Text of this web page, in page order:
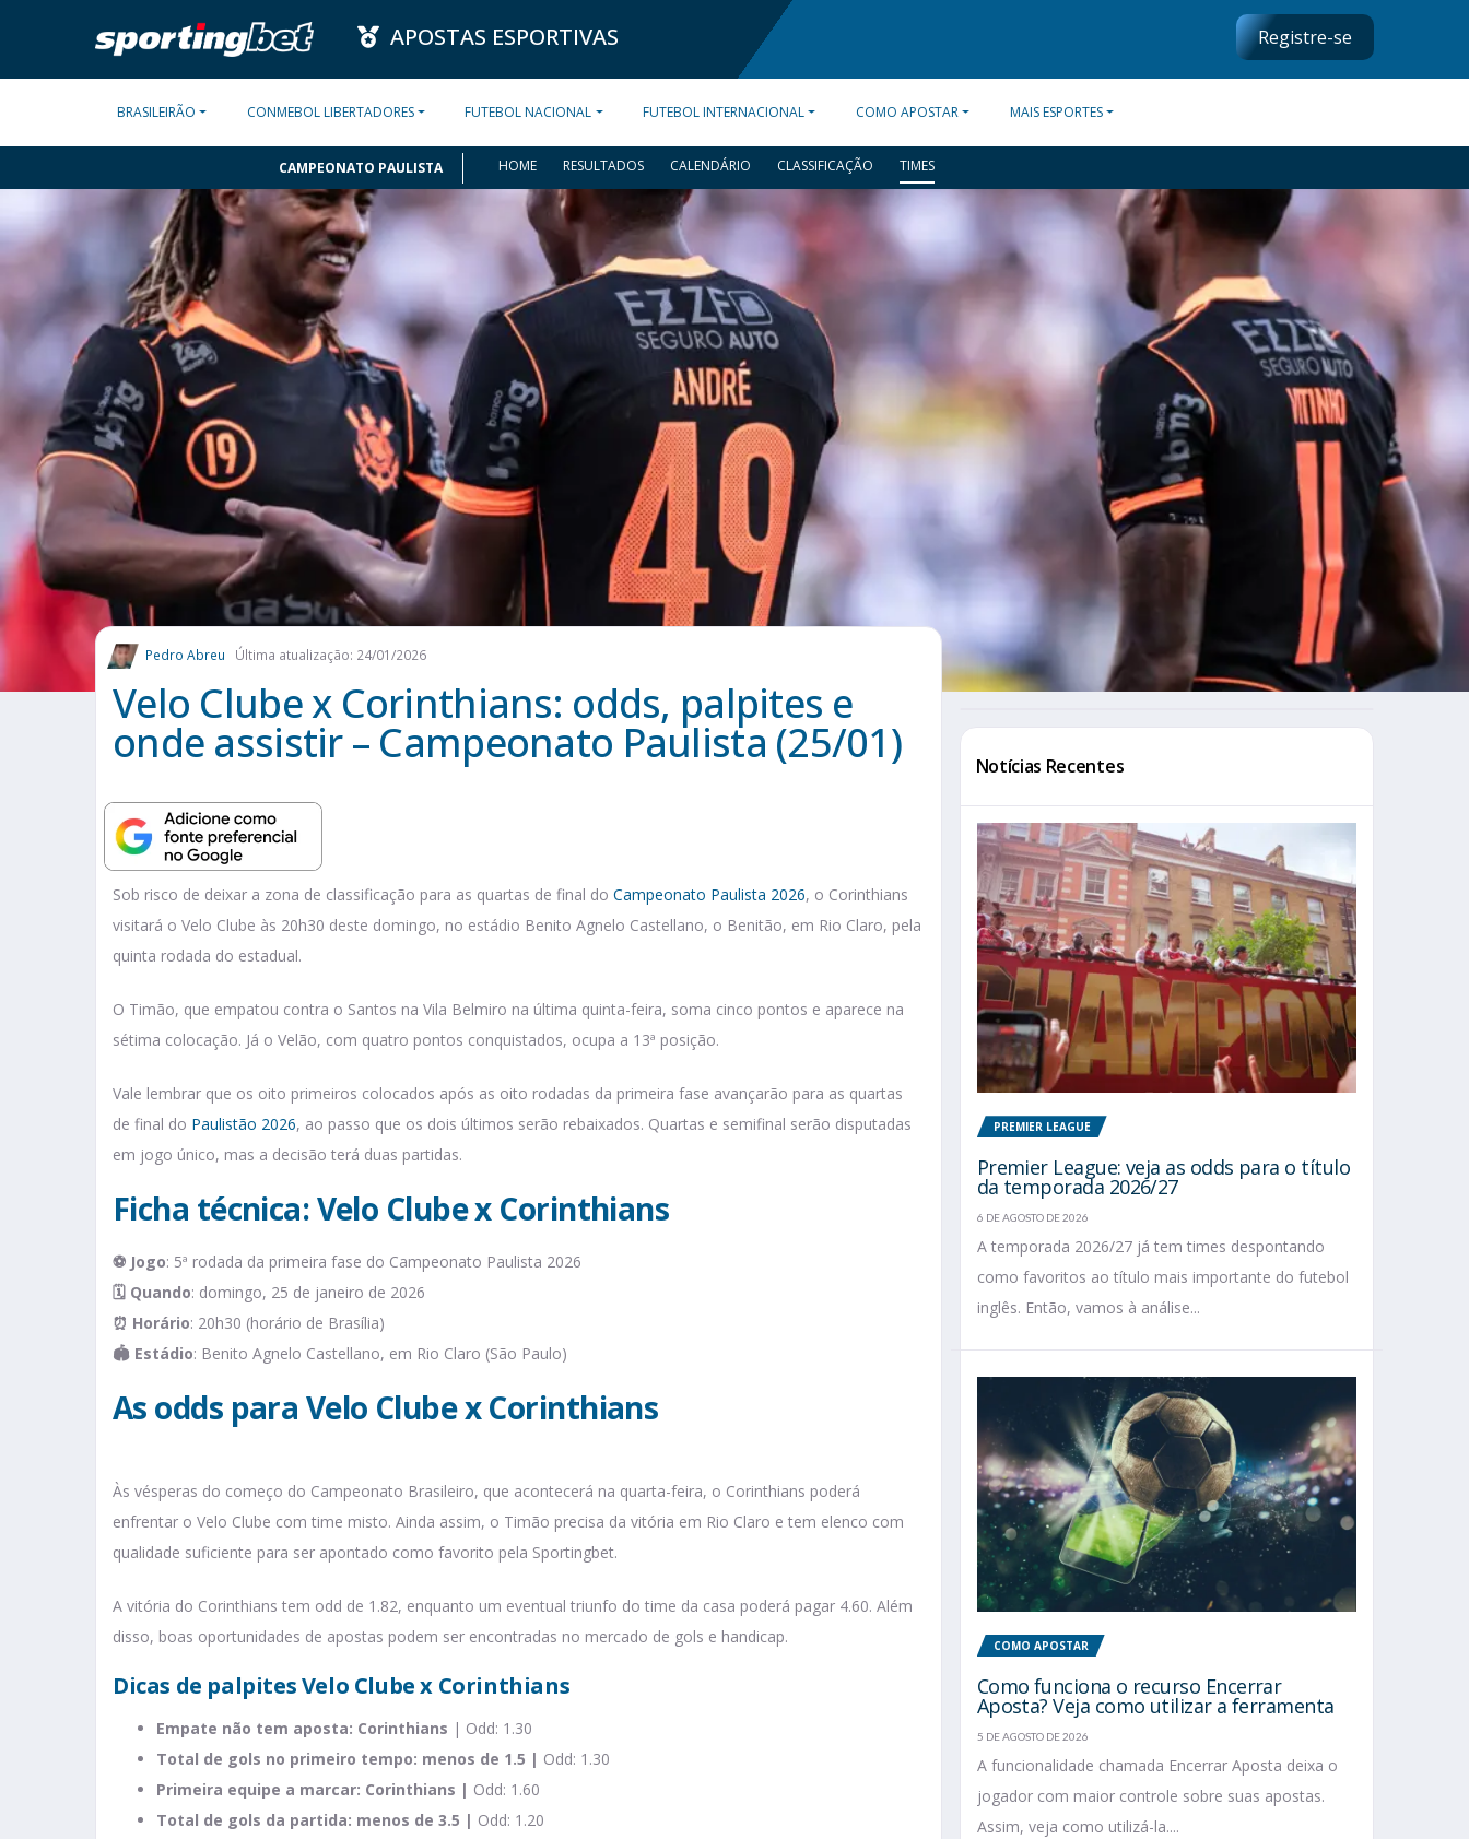
APOSTAS ESPORTIVAS Registre-se
BRASILEIRÃO CONMEBOL LIBERTADORES FUTEBOL NACIONAL FUTEBOL INTERNACIONAL COMO APOSTAR MAIS ESPORTES
CAMPEONATO PAULISTA HOME RESULTADOS CALENDÁRIO CLASSIFICAÇÃO TIMES
Pedro Abreu Última atualização: 24/01/2026
Velo Clube x Corinthians: odds, palpites e
onde assistir – Campeonato Paulista (25/01)
Sob risco de deixar a zona de classificação para as quartas de final do Campeonato Paulista 2026, o Corinthians
visitará o Velo Clube às 20h30 deste domingo, no estádio Benito Agnelo Castellano, o Benitão, em Rio Claro, pela
quinta rodada do estadual.
O Timão, que empatou contra o Santos na Vila Belmiro na última quinta-feira, soma cinco pontos e aparece na
sétima colocação. Já o Velão, com quatro pontos conquistados, ocupa a 13ª posição.
Vale lembrar que os oito primeiros colocados após as oito rodadas da primeira fase avançarão para as quartas
de final do Paulistão 2026, ao passo que os dois últimos serão rebaixados. Quartas e semifinal serão disputadas
em jogo único, mas a decisão terá duas partidas.
Ficha técnica: Velo Clube x Corinthians
⚽ Jogo: 5ª rodada da primeira fase do Campeonato Paulista 2026
🗓️ Quando: domingo, 25 de janeiro de 2026
⏰ Horário: 20h30 (horário de Brasília)
🏟️ Estádio: Benito Agnelo Castellano, em Rio Claro (São Paulo)
As odds para Velo Clube x Corinthians
Às vésperas do começo do Campeonato Brasileiro, que acontecerá na quarta-feira, o Corinthians poderá
enfrentar o Velo Clube com time misto. Ainda assim, o Timão precisa da vitória em Rio Claro e tem elenco com
qualidade suficiente para ser apontado como favorito pela Sportingbet.
A vitória do Corinthians tem odd de 1.82, enquanto um eventual triunfo do time da casa poderá pagar 4.60. Além
disso, boas oportunidades de apostas podem ser encontradas no mercado de gols e handicap.
Dicas de palpites Velo Clube x Corinthians
Empate não tem aposta: Corinthians | Odd: 1.30
Total de gols no primeiro tempo: menos de 1.5 | Odd: 1.30
Primeira equipe a marcar: Corinthians | Odd: 1.60
Total de gols da partida: menos de 3.5 | Odd: 1.20
Notícias Recentes
PREMIER LEAGUE
Premier League: veja as odds para o título
da temporada 2026/27
6 DE AGOSTO DE 2026
A temporada 2026/27 já tem times despontando
como favoritos ao título mais importante do futebol
inglês. Então, vamos à análise...
COMO APOSTAR
Como funciona o recurso Encerrar
Aposta? Veja como utilizar a ferramenta
5 DE AGOSTO DE 2026
A funcionalidade chamada Encerrar Aposta deixa o
jogador com maior controle sobre suas apostas.
Assim, veja como utilizá-la....